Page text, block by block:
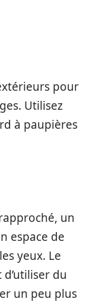
pour
Utilisez
à paupières
un
espace de
yeux. Le
du
un peu plus